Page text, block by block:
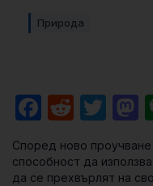
Природа
Reddit
Според ново
способност да
да се прехвърлят на